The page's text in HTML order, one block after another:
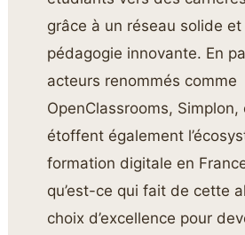
grâce à un réseau solide et
pédagogie innovante. En
acteurs renommés comme
OpenClassrooms, Simplon,
étoffent également
formation digitale en
qu’est-ce qui fait de cette
choix d’excellence pour